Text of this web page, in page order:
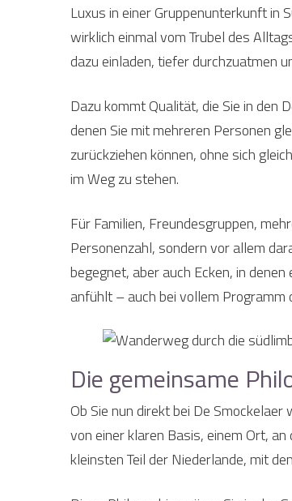
Luxus in einer Gruppenunterkunft in
wirklich einmal vom Trubel des
dazu einladen, tiefer durchzuatmen
Dazu kommt Qualität, die Sie in den
denen Sie mit mehreren Personen
zurückziehen können, ohne sich
im Weg zu stehen.
Für Familien, Freundesgruppen,
Personenzahl, sondern vor allem
begegnet, aber auch Ecken, in
anfühlt – auch bei vollem Programm
Die gemeinsame
Ob Sie nun direkt bei De
von einer klaren Basis, einem Ort,
kleinsten Teil der Niederlande, mit